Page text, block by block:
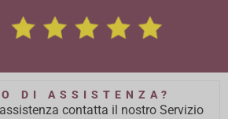
DI ASSISTENZA?
contatta il nostro Servizio